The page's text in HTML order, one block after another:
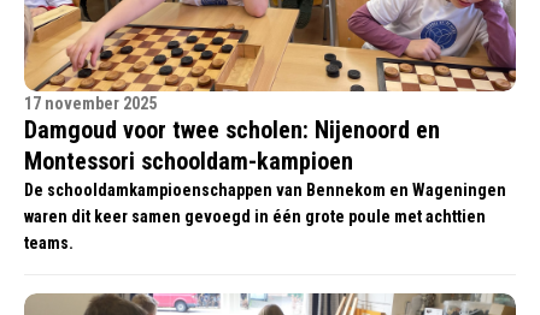
17 november 2025
Damgoud voor twee scholen: Nijenoord en
Montessori schooldam-kampioen
De schooldamkampioenschappen van Bennekom en Wageningen
waren dit keer samen gevoegd in één grote poule met achttien
teams.